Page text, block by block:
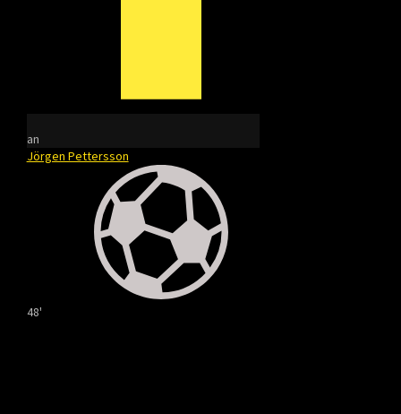
an
Jörgen Pettersson
48'